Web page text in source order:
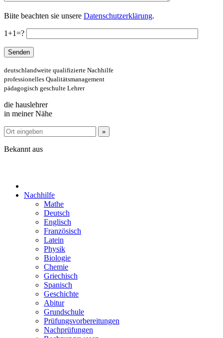
Biite beachten sie unsere Datenschutzerklärung.
1+1=?
deutschlandweite qualifizierte Nachhilfe
professionelles Qualitätsmanagement
pädagogisch geschulte Lehrer
die hauslehrer
in meiner Nähe
Bekannt aus
Nachhilfe
Mathe
Deutsch
Englisch
Französisch
Latein
Physik
Biologie
Chemie
Griechisch
Spanisch
Geschichte
Abitur
Grundschule
Prüfungsvorbereitungen
Nachprüfungen